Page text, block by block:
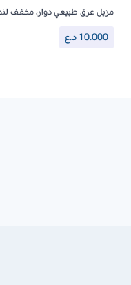
مزيل عرق طبيعي دوار، مخفف لنمو
10.000د.ع